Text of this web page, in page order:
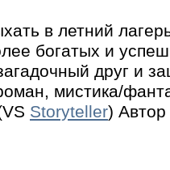
в летний
богатых и
друг и
мистика/
Storyteller)